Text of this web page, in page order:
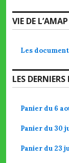
VIE DE L’AMAP
Les
LES
Panier du 6
Panier du 30
Panier du 23